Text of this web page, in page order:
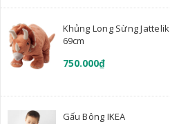
Khủng Long Sừng Jattelik
69cm
750.000₫
Gấu Bông IKEA